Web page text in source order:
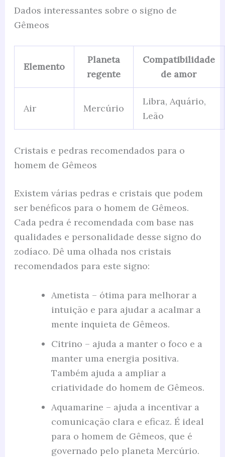
Dados interessantes sobre o signo de
Gêmeos
Elemento
Planeta
regente
Compatibilidade
de amor
Air Mercúrio
Libra, Aquário,
Leão
Cristais e pedras recomendados para o
homem de Gêmeos
Existem várias pedras e cristais que podem
ser benéficos para o homem de Gêmeos.
Cada pedra é recomendada com base nas
qualidades e personalidade desse signo do
zodíaco. Dê uma olhada nos cristais
recomendados para este signo:
Ametista – ótima para melhorar a
intuição e para ajudar a acalmar a
mente inquieta de Gêmeos.
Citrino – ajuda a manter o foco e a
manter uma energia positiva.
Também ajuda a ampliar a
criatividade do homem de Gêmeos.
Aquamarine – ajuda a incentivar a
comunicação clara e eficaz. É ideal
para o homem de Gêmeos, que é
governado pelo planeta Mercúrio.